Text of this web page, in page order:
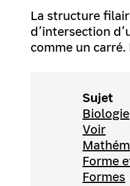
La structure
d’intersection
comme un
Sujet
Biologie
Voir
Forme
Formes